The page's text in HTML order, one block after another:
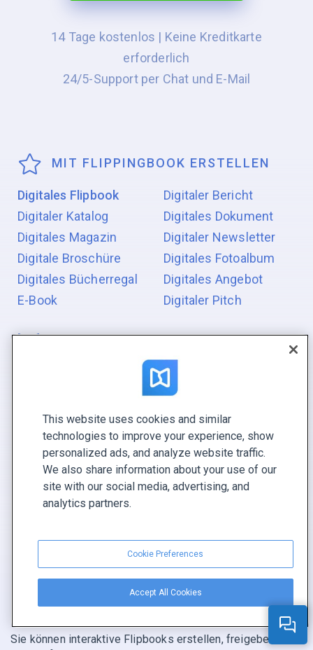
14 Tage kostenlos | Keine Kreditkarte
erforderlich
24/5-Support per Chat und E-Mail
MIT FLIPPINGBOOK ERSTELLEN
Digitales Flipbook
Digitaler Katalog
Digitales Magazin
Digitale Broschüre
Digitales Bücherregal
E-Book
Digitaler Bericht
Digitales Dokument
Digitaler Newsletter
Digitales Fotoalbum
Digitales Angebot
Digitaler Pitch
Gebrandete Links
Marketingtools
Analytics
Nachverfolgbare Links
Hosting von
Teilen
Einbetten
Interaktive Elemente
Lead-Generierung
Vertriebstools
PDF-Viewer
Mobiler Zugriff
Integration mit Canva
Sie können interaktive Flipbooks erstellen, freigeben und
This website uses cookies and similar
technologies to improve your experience, show
personalized ads, and analyze website traffic.
We also share information about your use of our
site with our social media, advertising, and
analytics partners.
Cookie Preferences
Accept All Cookies